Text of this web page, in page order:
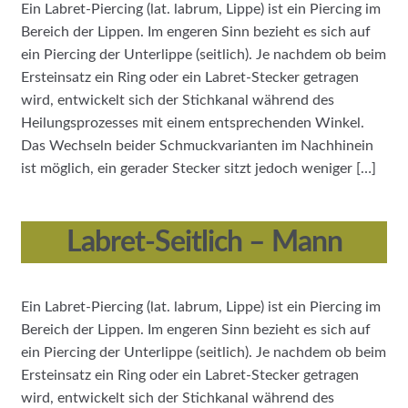
Ein Labret-Piercing (lat. labrum, Lippe) ist ein Piercing im
Bereich der Lippen. Im engeren Sinn bezieht es sich auf
ein Piercing der Unterlippe (seitlich). Je nachdem ob beim
Ersteinsatz ein Ring oder ein Labret-Stecker getragen
wird, entwickelt sich der Stichkanal während des
Heilungsprozesses mit einem entsprechenden Winkel.
Das Wechseln beider Schmuckvarianten im Nachhinein
ist möglich, ein gerader Stecker sitzt jedoch weniger […]
Labret-Seitlich – Mann
Ein Labret-Piercing (lat. labrum, Lippe) ist ein Piercing im
Bereich der Lippen. Im engeren Sinn bezieht es sich auf
ein Piercing der Unterlippe (seitlich). Je nachdem ob beim
Ersteinsatz ein Ring oder ein Labret-Stecker getragen
wird, entwickelt sich der Stichkanal während des